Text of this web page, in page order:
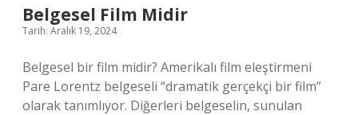
Belgesel Film Midir
Tarih: Aralık 19, 2024
Belgesel bir film midir? Amerikalı film eleştirmeni
Pare Lorentz belgeseli “dramatik gerçekçi bir film”
olarak tanımlıyor. Diğerleri belgeselin, sunulan